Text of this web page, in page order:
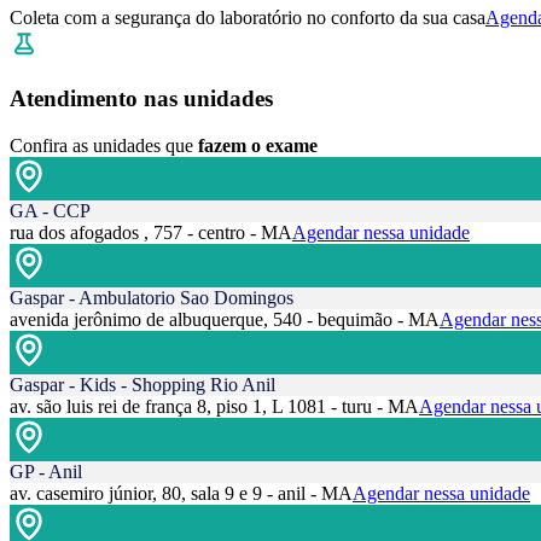
Coleta com a segurança do laboratório no conforto da sua casa
Atendimento nas unidades
Confira as unidades que fazem o exame
GA - CCP
rua dos afogados , 757 - centro - MAAgendar nessa unidade
Gaspar - Ambulatorio Sao Domingos
avenida jerônimo de albuquerque, 540 - bequimão - MAAgendar
Gaspar - Kids - Shopping Rio Anil
av. são luis rei de frança 8, piso 1, L 1081 - turu - MAAgendar nessa
GP - Anil
av. casemiro júnior, 80, sala 9 e 9 - anil - MAAgendar nessa unidade